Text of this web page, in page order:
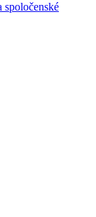
spoločenské